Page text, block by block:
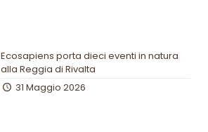
Ecosapiens porta dieci eventi in natura
alla Reggia di Rivalta
31 Maggio 2026